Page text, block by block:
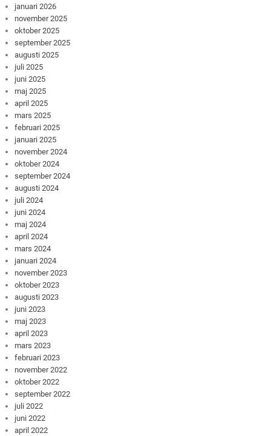
januari 2026
november 2025
oktober 2025
september 2025
augusti 2025
juli 2025
juni 2025
maj 2025
april 2025
mars 2025
februari 2025
januari 2025
november 2024
oktober 2024
september 2024
augusti 2024
juli 2024
juni 2024
maj 2024
april 2024
mars 2024
januari 2024
november 2023
oktober 2023
augusti 2023
juni 2023
maj 2023
april 2023
mars 2023
februari 2023
november 2022
oktober 2022
september 2022
juli 2022
juni 2022
april 2022